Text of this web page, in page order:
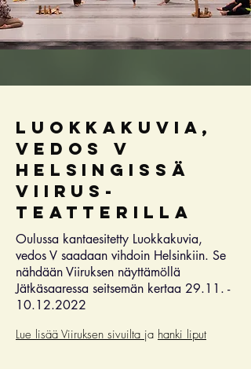
luokkakuvia,
vedos v
helsingissä
viirus-
teatterilla
Oulussa kantaesitetty Luokkakuvia,
vedos V saadaan vihdoin Helsinkiin. Se
nähdään Viiruksen näyttämöllä
Jätkäsaaressa seitsemän kertaa 29.11. -
10.12.2022
Lue lisää Viiruksen sivuilta ja hanki liput